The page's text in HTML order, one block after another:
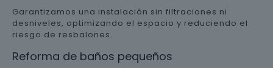
Garantizamos una instalación sin filtraciones ni
desniveles, optimizando el espacio y reduciendo el
riesgo de resbalones.
Reforma de baños pequeños